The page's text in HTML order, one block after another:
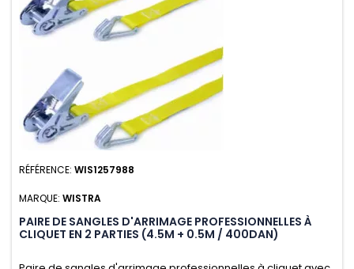
RÉFÉRENCE: WIS1257988
MARQUE: WISTRA
PAIRE DE SANGLES D'ARRIMAGE PROFESSIONNELLES À
CLIQUET EN 2 PARTIES (4.5M + 0.5M / 400DAN)